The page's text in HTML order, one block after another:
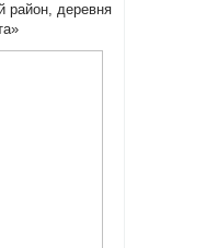
район, деревня